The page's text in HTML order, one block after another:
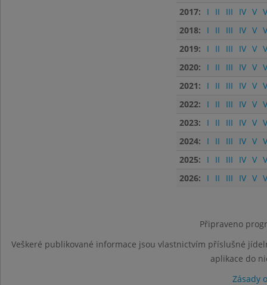
2017:
I II III IV V
2018:
I II III IV V
2019:
I II III IV V
2020:
I II III IV V
2021:
I II III IV V
2022:
I II III IV V
2023:
I II III IV V
2024:
I II III IV V
2025:
I II III IV V
2026:
I II III IV V
Připraveno
Veškeré publikované informace jsou vlastnictvím příslušné
aplikace do
Zásady